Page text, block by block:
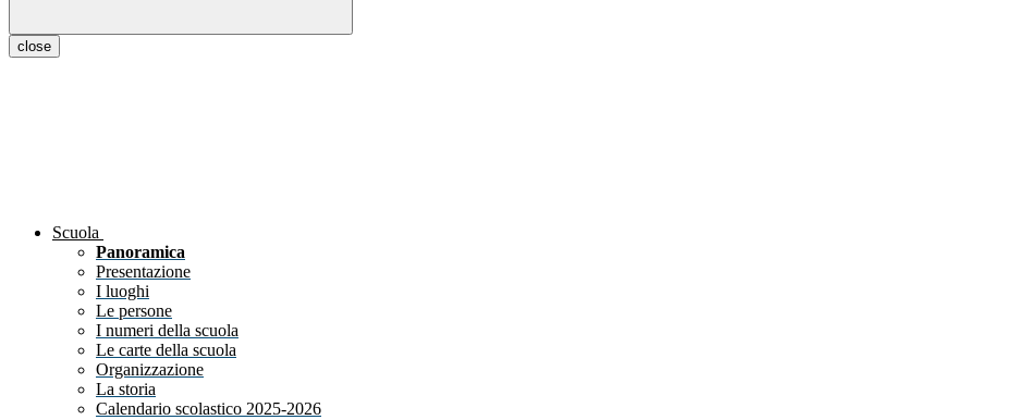
close
Scuola
Panoramica
Presentazione
I luoghi
Le persone
I numeri della scuola
Le carte della scuola
Organizzazione
La storia
Calendario scolastico 2025-2026